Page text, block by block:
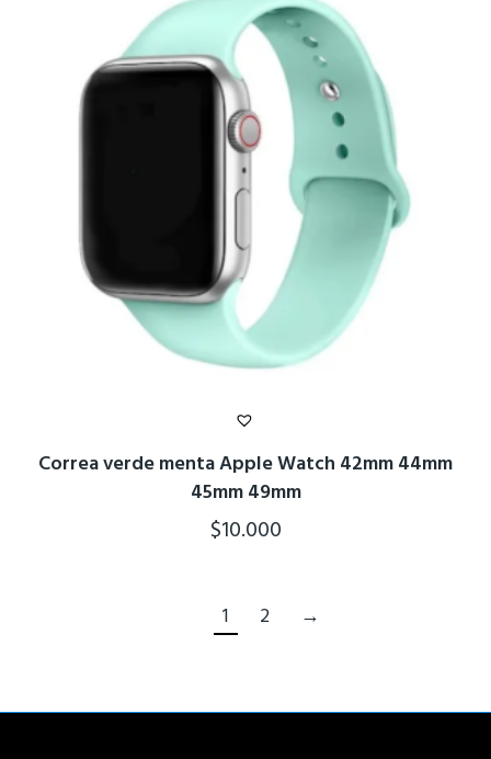
Correa verde menta Apple Watch 42mm 44mm
45mm 49mm
$10.000
1 2 →